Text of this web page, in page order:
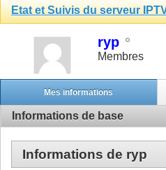
Etat et Suivis du serveur
ryp
Membres
Mes informations
Informations de base
Informations de ryp